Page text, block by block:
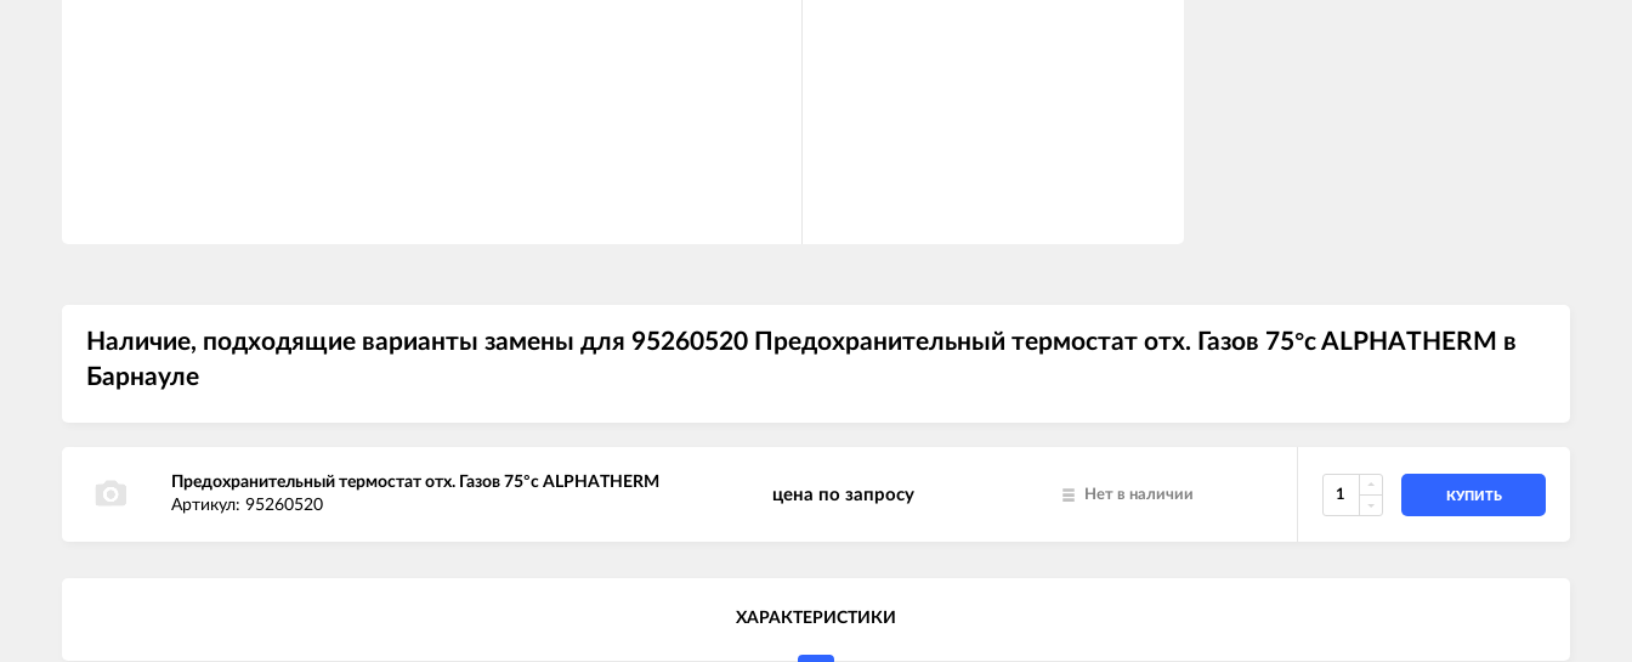
Наличие, подходящие варианты замены для 95260520 Предохранительный термостат отх. Газов 75°c ALPHATHERM в
Барнауле
Предохранительный термостат отх. Газов 75°c ALPHATHERM
Артикул: 95260520
цена по запросу Нет в наличии КУПИТЬ
ХАРАКТЕРИСТИКИ